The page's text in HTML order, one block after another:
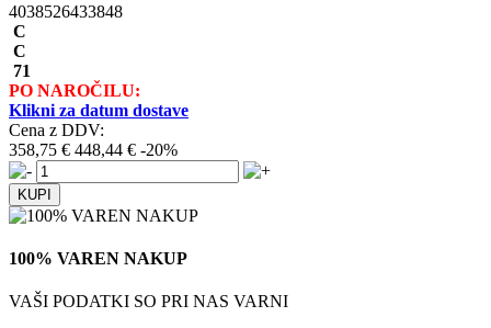
4038526433848
C
C
71
PO NAROČILU:
Klikni za datum dostave
Cena z DDV:
358,75 € 448,44 € -20%
100% VAREN NAKUP
VAŠI PODATKI SO PRI NAS VARNI